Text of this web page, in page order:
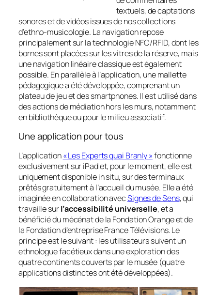
textuels, de captations
sonores et de vidéos issues de nos collections
d’ethno-musicologie. La navigation repose
principalement sur la technologie NFC/RFID, dont les
bornes sont placées sur les vitres de la réserve, mais
une navigation linéaire classique est également
possible. En parallèle à l’application, une mallette
pédagogique a été développée, comprenant un
plateau de jeu et des smartphones. Il est utilisé dans
des actions de médiation hors les murs, notamment
en bibliothèque ou pour le milieu associatif.
Une application pour tous
L’application« Les Experts quai Branly »fonctionne
exclusivement sur iPad et, pour le moment, elle est
uniquement disponible in situ, sur des terminaux
prêtés gratuitement à l’accueil du musée. Elle a été
imaginée en collaboration avecSignes de Sens, qui
travaille surl’accessibilité universelle, et a
bénéficié du mécénat de la Fondation Orange et de
la Fondation d’entreprise France Télévisions. Le
principe est le suivant : les utilisateurs suivent un
ethnologue facétieux dans une exploration des
quatre continents couverts par le musée (quatre
applications distinctes ont été développées).